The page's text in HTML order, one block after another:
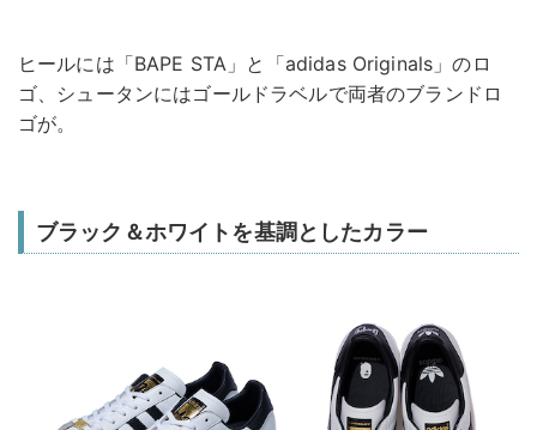
ヒールには「BAPE STA」と「adidas Originals」のロ
ゴ、シュータンにはゴールドラベルで両者のブランドロ
ゴが。
ブラック＆ホワイトを基調としたカラー